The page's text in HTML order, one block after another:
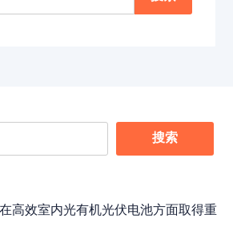
搜索
高效室内光有机光伏电池方面取得重